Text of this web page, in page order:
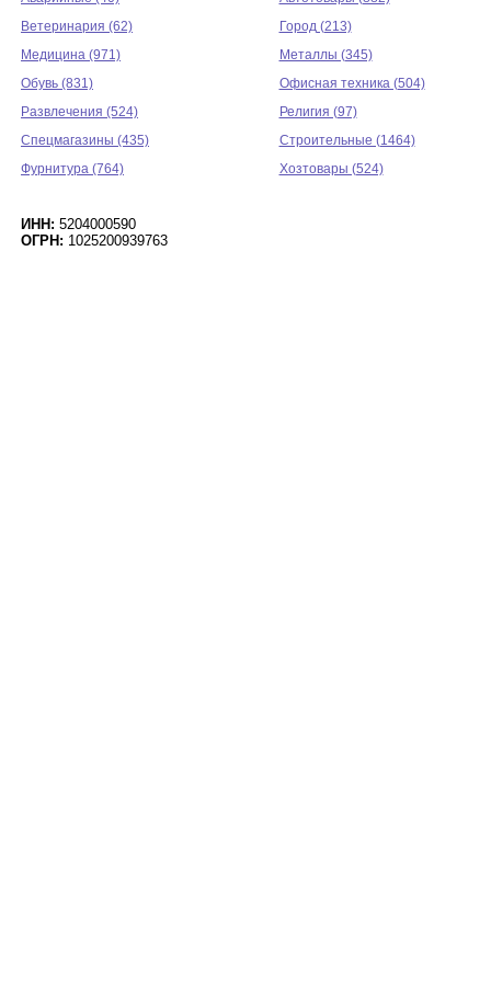
Ветеринария (62)
Город (213)
Медицина (971)
Металлы (345)
Обувь (831)
Офисная техника (504)
Развлечения (524)
Религия (97)
Спецмагазины (435)
Строительные (1464)
Фурнитура (764)
Хозтовары (524)
ИНН: 5204000590
ОГРН: 1025200939763